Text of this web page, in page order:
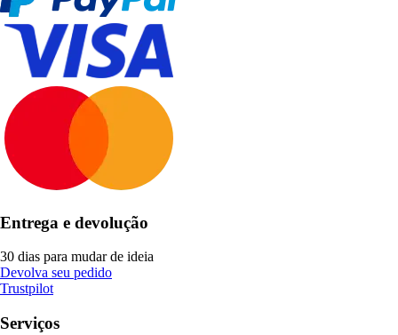
Entrega e devolução
30 dias para mudar de ideia
Devolva seu pedido
Trustpilot
Serviços